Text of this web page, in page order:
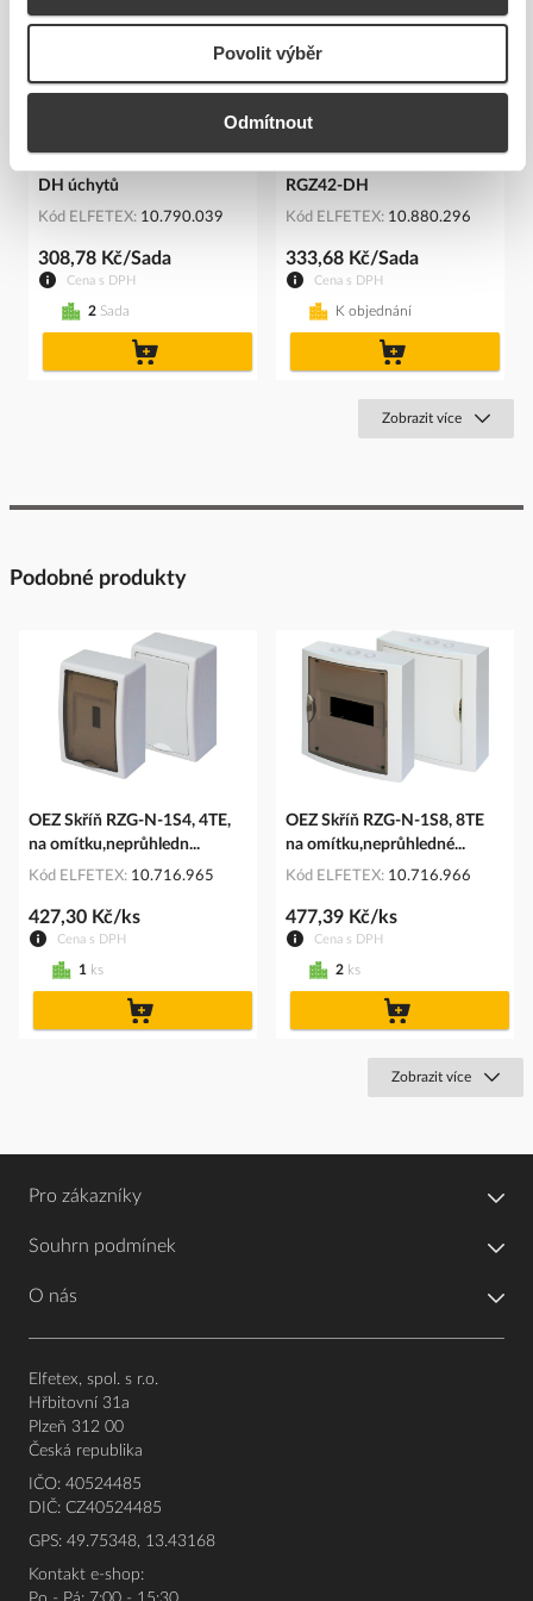
Povolit výběr
Odmítnout
DH úchytů
Kód ELFETEX 10.790.039
Cena s DPH
308,78 Kč/Sada
2 Sada
RGZ42-DH
Kód ELFETEX 10.880.296
Cena s DPH
333,68 Kč/Sada
K objednání
Zobrazit více
Podobné produkty
OEZ Skříň RZG-N-1S4, 4TE,
na omítku,neprůhledn...
Kód ELFETEX 10.716.965
Cena s DPH
427,30 Kč/ks
1 ks
OEZ Skříň RZG-N-1S8, 8TE
na omítku,neprůhledné...
Kód ELFETEX 10.716.966
Cena s DPH
477,39 Kč/ks
2 ks
Zobrazit více
Pro zákazníky
Souhrn podmínek
O nás
Elfetex, spol. s r.o.
Hřbitovní 31a
Plzeň 312 00
Česká republika
IČO: 40524485
DIČ: CZ40524485
GPS: 49.75348, 13.43168
Kontakt e-shop: